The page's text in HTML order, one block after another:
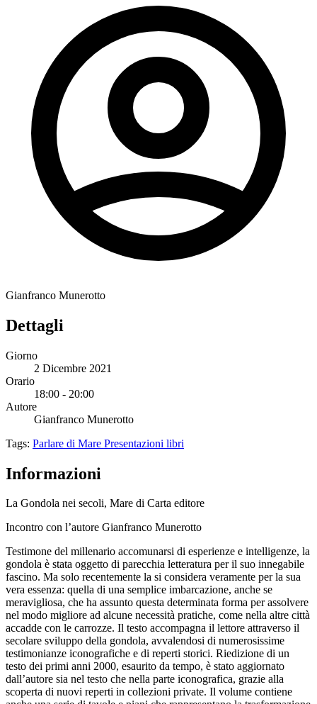
Gianfranco Munerotto
Dettagli
Giorno
2 Dicembre 2021
Orario
18:00 - 20:00
Autore
Gianfranco Munerotto
Tags: Parlare di Mare Presentazioni libri
Informazioni
La Gondola nei secoli, Mare di Carta editore
Incontro con l’autore Gianfranco Munerotto
Testimone del millenario accomunarsi di esperienze e intelligenze, la
gondola è stata oggetto di parecchia letteratura per il suo innegabile
fascino. Ma solo recentemente la si considera veramente per la sua
vera essenza: quella di una semplice imbarcazione, anche se
meravigliosa, che ha assunto questa determinata forma per assolvere
nel modo migliore ad alcune necessità pratiche, come nella altre città
accadde con le carrozze. Il testo accompagna il lettore attraverso il
secolare sviluppo della gondola, avvalendosi di numerosissime
testimonianze iconografiche e di reperti storici. Riedizione di un
testo dei primi anni 2000, esaurito da tempo, è stato aggiornato
dall’autore sia nel testo che nella parte iconografica, grazie alla
scoperta di nuovi reperti in collezioni private. Il volume contiene